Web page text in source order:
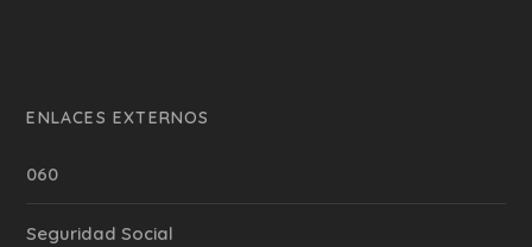
ENLACES EXTERNOS
060
Seguridad Social